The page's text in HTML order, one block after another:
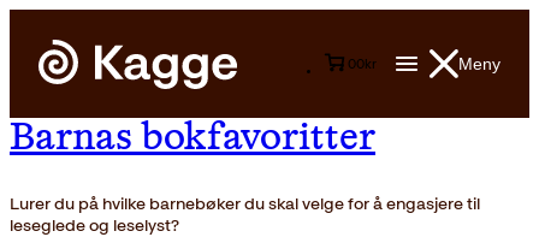
Meny
00kr
Barnas bokfavoritter
Lurer du på hvilke barnebøker du skal velge for å engasjere til
leseglede og leselyst?